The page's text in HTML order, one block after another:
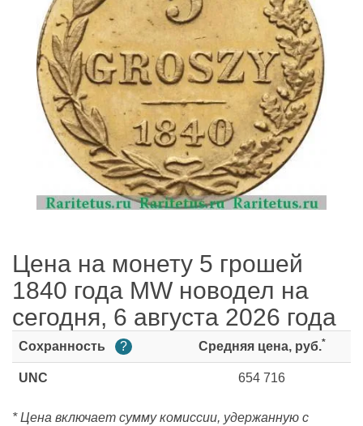
Цена на монету 5 грошей
1840 года MW новодел на
сегодня, 6 августа 2026 года
Сохранность ? Средняя цена, руб.*
UNC 654 716
* Цена включает сумму комиссии, удержанную с